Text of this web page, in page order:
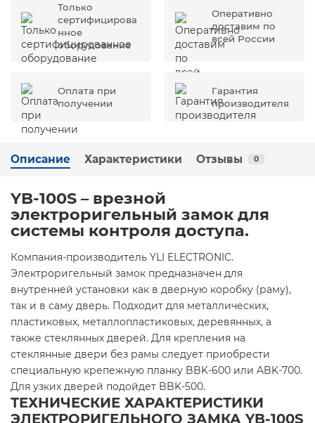
Только
сертифицирова
нное
оборудование
Оперативно
доставим по
всей России
Оплата при
получении
Гарантия
производителя
Описание Характеристики Отзывы 0
YB-100S – врезной
электроригельный замок для
системы контроля доступа.
Компания-производитель YLI ELECTRONIC.
Электроригельный замок предназначен для
внутренней установки как в дверную коробку (раму),
так и в саму дверь. Подходит для металлических,
пластиковых, металлопластиковых, деревянных, а
также стеклянных дверей. Для крепления на
стеклянные двери без рамы следует приобрести
специальную крепежную планку BBK-600 или ABK-700.
Для узких дверей подойдет BBK-500.
ТЕХНИЧЕСКИЕ ХАРАКТЕРИСТИКИ
ЭЛЕКТРОРИГЕЛЬНОГО ЗАМКА YB-100S